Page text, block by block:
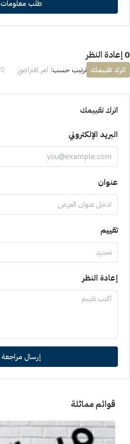
طلب معلومات
0 إعادة النظر
ترتيب حسب: امر افتراضي اترك تقييمك
اترك تقييمك
البريد الإلكتروني
عنوان
تقييم
تحديد
إعادة النظر
إرسال مراجعة
قوائم مماثلة